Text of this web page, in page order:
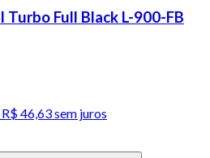
Full Black L-900-FB
46,63 sem juros